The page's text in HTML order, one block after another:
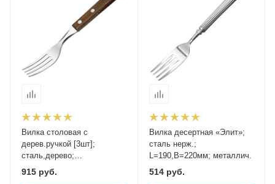
Вилка столовая с
дерев.ручкой [3шт];
сталь,дерево;
L=190/65,B=10мм;
металлич.
915 руб.
Вилка десертная «Элит»;
сталь нерж.;
L=190,B=220мм; металлич.
514руб.